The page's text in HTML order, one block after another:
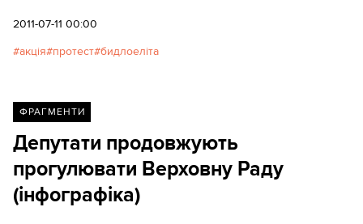
2011-07-11 00:00
акція протест бидлоеліта
ФРАГМЕНТИ
Депутати продовжують
прогулювати Верховну Раду
(інфографіка)